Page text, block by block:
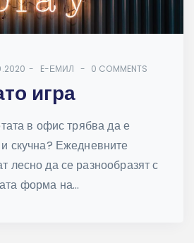
E-ЕМИЛ 0 COMMENTS
игра
в офис трябва да е
скучна? Ежедневните
лесно да се разнообразят с
форма на...